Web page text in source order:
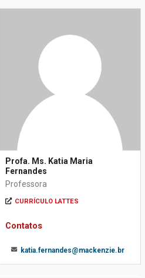
Profa. Ms. Katia Maria
Fernandes
Professora
CURRÍCULO LATTES
Contatos
katia.fernandes@mackenzie.br